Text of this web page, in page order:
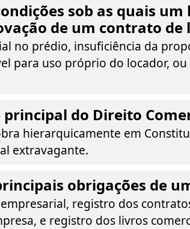
sob as quais
de um contrato de
no prédio, insuficiência da
para uso próprio do locador,
do Direito
hierarquicamente em
extravagante.
obrigações de
registro dos
e registro dos livros